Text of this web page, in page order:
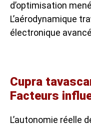
d’optimisation
L’aérodynamique
électronique
Cupra
Facteurs
L’autonomie réelle